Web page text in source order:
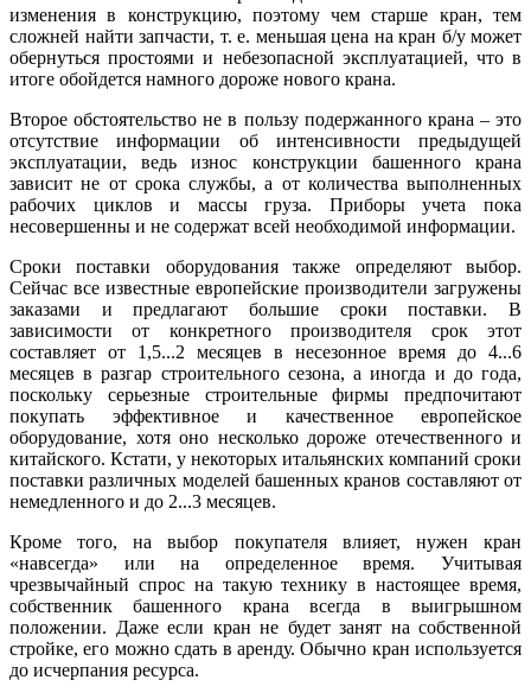
изменения в конструкцию, поэтому чем старше кран, тем
сложней найти запчасти, т. е. меньшая цена на кран б/у может
обернуться простоями и небезопасной эксплуатацией, что в
итоге обойдется намного дороже нового крана.
Второе обстоятельство не в пользу подержанного крана – это
отсутствие информации об интенсивности предыдущей
эксплуатации, ведь износ конструкции башенного крана
зависит не от срока службы, а от количества выполненных
рабочих циклов и массы груза. Приборы учета пока
несовершенны и не содержат всей необходимой информации.
Сроки поставки оборудования также определяют выбор.
Сейчас все известные европейские производители загружены
заказами и предлагают большие сроки поставки. В
зависимости от конкретного производителя срок этот
составляет от 1,5...2 месяцев в несезонное время до 4...6
месяцев в разгар строительного сезона, а иногда и до года,
поскольку серьезные строительные фирмы предпочитают
покупать эффективное и качественное европейское
оборудование, хотя оно несколько дороже отечественного и
китайского. Кстати, у некоторых итальянских компаний сроки
поставки различных моделей башенных кранов составляют от
немедленного и до 2...3 месяцев.
Кроме того, на выбор покупателя влияет, нужен кран
«навсегда» или на определенное время. Учитывая
чрезвычайный спрос на такую технику в настоящее время,
собственник башенного крана всегда в выигрышном
положении. Даже если кран не будет занят на собственной
стройке, его можно сдать в аренду. Обычно кран используется
до исчерпания ресурса.